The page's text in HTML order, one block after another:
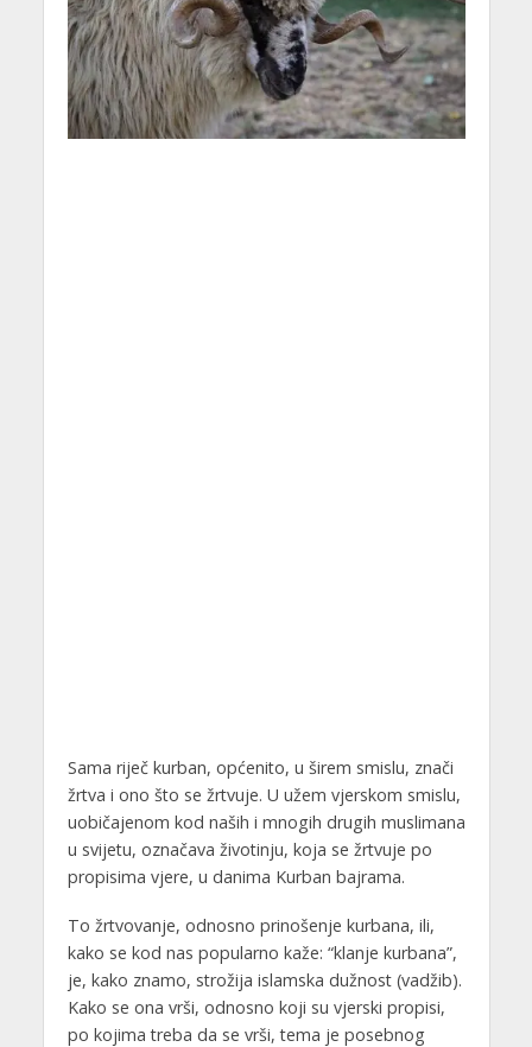
Sama riječ kurban, općenito, u širem smislu, znači
žrtva i ono što se žrtvuje. U užem vjerskom smislu,
uobičajenom kod naših i mnogih drugih muslimana
u svijetu, označava životinju, koja se žrtvuje po
propisima vjere, u danima Kurban bajrama.
To žrtvovanje, odnosno prinošenje kurbana, ili,
kako se kod nas popularno kaže: “klanje kurbana”,
je, kako znamo, strožija islamska dužnost (vadžib).
Kako se ona vrši, odnosno koji su vjerski propisi,
po kojima treba da se vrši, tema je posebnog